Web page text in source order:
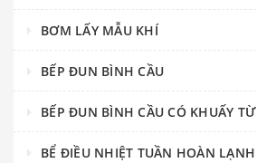
BƠM LẤY MẪU KHÍ
BẾP ĐUN BÌNH CẦU
BẾP ĐUN BÌNH CẦU CÓ KHUẤY TỪ
BỂ ĐIỀU NHIỆT TUẦN HOÀN LẠNH